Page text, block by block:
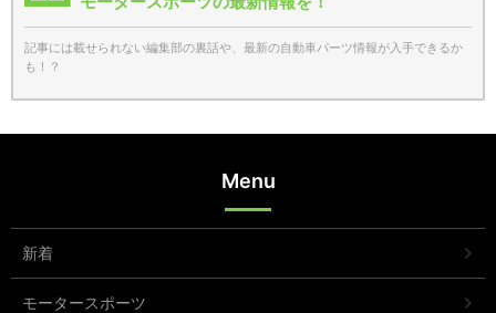
記事には載せられない編集部の裏話や、最新の自動車パーツ情報が入手できるか
も！？
Menu
新着
モータースポーツ